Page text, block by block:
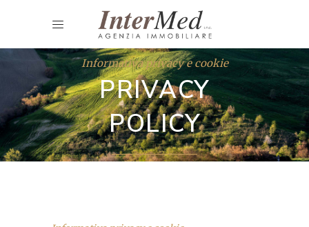
Informativa privacy e cookie
PRIVACY
POLICY